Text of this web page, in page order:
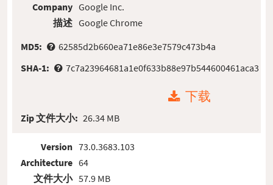
Company
描述
Google Inc.
Google Chrome
MD5:
62585d2b660ea71e86e3e7579c473b4a
SHA-1:
7c7a23964681a1e0f633b88e97b544600461aca3
下载
Zip 文件大小: 26.34 MB
Version
Architecture
文件大小
73.0.3683.103
64
57.9 MB